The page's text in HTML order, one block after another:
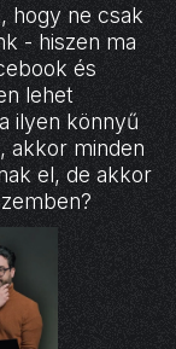
hogy ne csak
- hiszen ma
és
lehet
ilyen könnyű
akkor minden
el, de akkor